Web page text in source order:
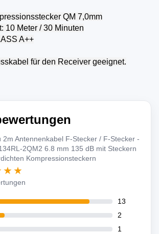
QM 7,0mm
10 Meter / 30 Minuten
A++
für den Receiver geeignet.
2m Antennenkabel F-Stecker / F-Stecker -
2QM2 6.8 mm 135 dB mit Steckern
Kompressionsteckern
13
2
1